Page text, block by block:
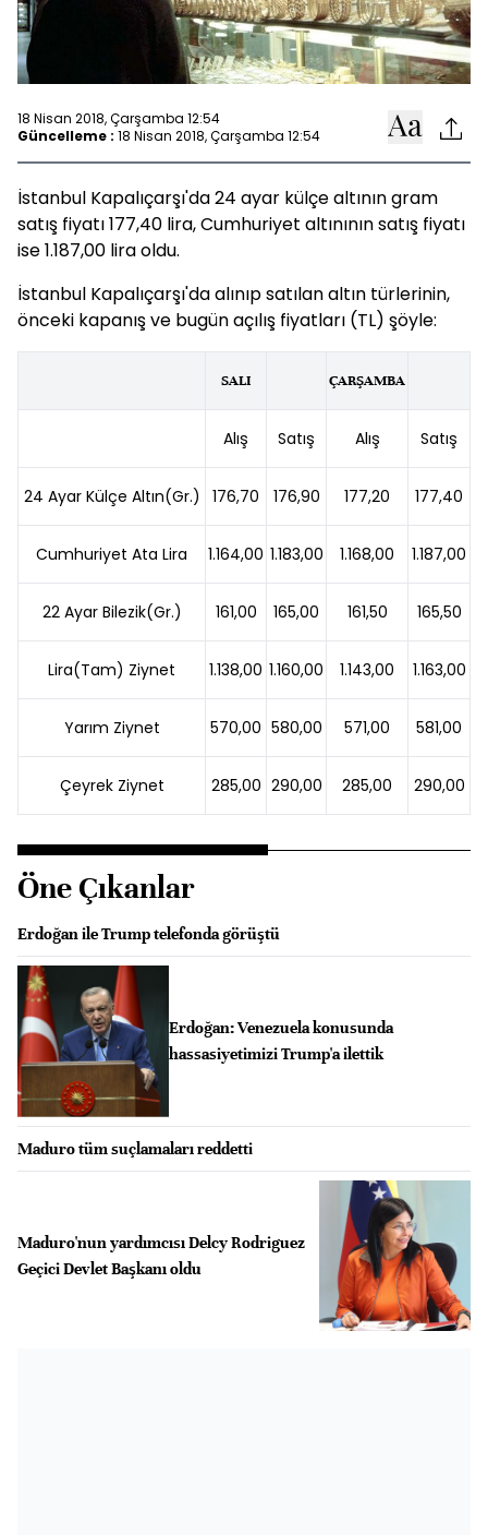
18 Nisan 2018, Çarşamba 12:54
Güncelleme : 18 Nisan 2018, Çarşamba 12:54
İstanbul Kapalıçarşı'da 24 ayar külçe altının gram
satış fiyatı 177,40 lira, Cumhuriyet altınının satış fiyatı
ise 1.187,00 lira oldu.
İstanbul Kapalıçarşı'da alınıp satılan altın türlerinin,
önceki kapanış ve bugün açılış fiyatları (TL) şöyle:
SALI ÇARŞAMBA
Alış Satış Alış Satış
24 Ayar Külçe Altın(Gr.) 176,70 176,90 177,20 177,40
Cumhuriyet Ata Lira 1.164,00 1.183,00 1.168,00 1.187,00
22 Ayar Bilezik(Gr.) 161,00 165,00 161,50 165,50
Lira(Tam) Ziynet 1.138,00 1.160,00 1.143,00 1.163,00
Yarım Ziynet 570,00 580,00 571,00 581,00
Çeyrek Ziynet 285,00 290,00 285,00 290,00
Öne Çıkanlar
Erdoğan ile Trump telefonda görüştü
Erdoğan: Venezuela konusunda
hassasiyetimizi Trump'a ilettik
Maduro tüm suçlamaları reddetti
Maduro'nun yardımcısı Delcy Rodriguez
Geçici Devlet Başkanı oldu